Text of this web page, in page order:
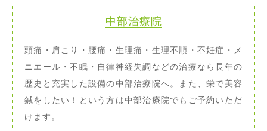
中部治療院
頭痛・肩こり・腰痛・生理痛・生理不順・不妊症・メ
ニエール・不眠・自律神経失調などの治療なら長年の
歴史と充実した設備の中部治療院へ。また、栄で美容
鍼をしたい！という方は中部治療院でもご予約いただ
けます。